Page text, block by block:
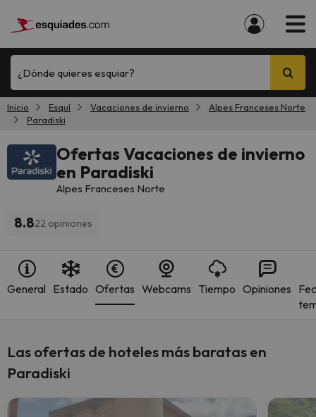
¿Dónde quieres esquiar?
Inicio Esquí Vacaciones de invierno
Alpes Franceses Norte
Paradiski
Ofertas Vacaciones de invierno
en Paradiski
Alpes Franceses Norte
8.822 opiniones
General Estado Ofertas Webcams Tiempo Opiniones
Las ofertas de hoteles más baratas en
Paradiski